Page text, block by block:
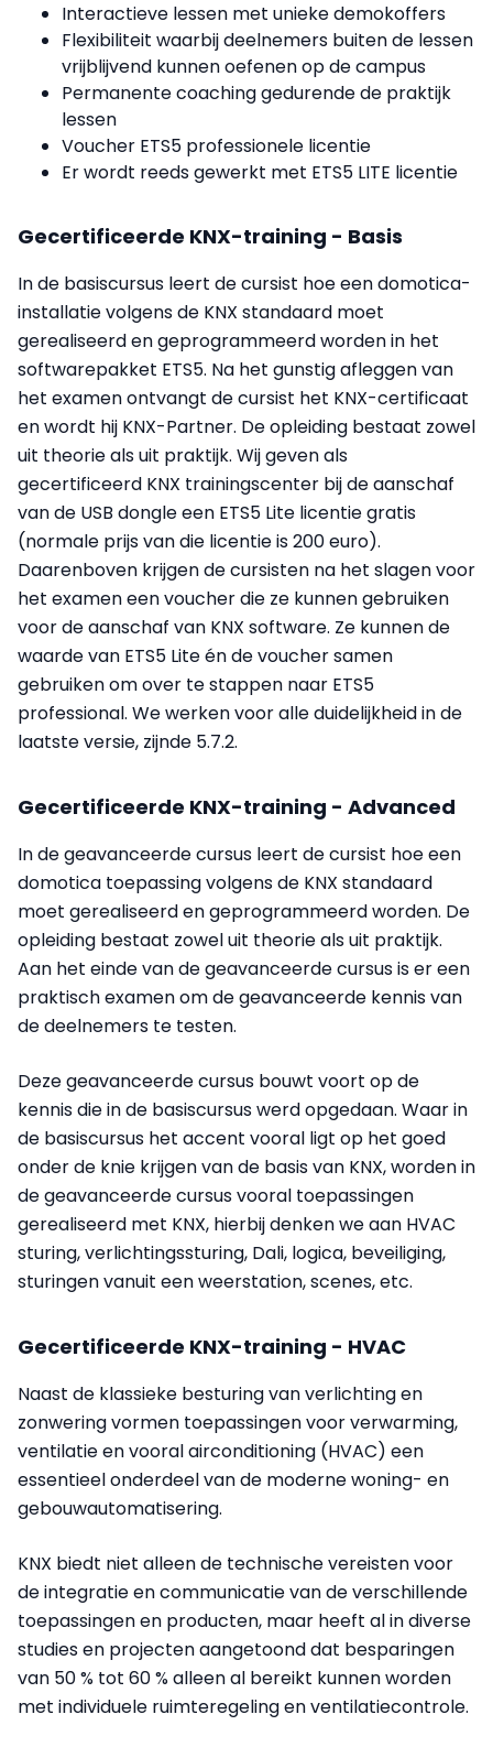
Interactieve lessen met unieke demokoffers
Flexibiliteit waarbij deelnemers buiten de lessen
vrijblijvend kunnen oefenen op de campus
Permanente coaching gedurende de praktijk
lessen
Voucher ETS5 professionele licentie
Er wordt reeds gewerkt met ETS5 LITE licentie
Gecertificeerde KNX-training - Basis
In de basiscursus leert de cursist hoe een domotica-
installatie volgens de KNX standaard moet
gerealiseerd en geprogrammeerd worden in het
softwarepakket ETS5. Na het gunstig afleggen van
het examen ontvangt de cursist het KNX-certificaat
en wordt hij KNX-Partner. De opleiding bestaat zowel
uit theorie als uit praktijk. Wij geven als
gecertificeerd KNX trainingscenter bij de aanschaf
van de USB dongle een ETS5 Lite licentie gratis
(normale prijs van die licentie is 200 euro).
Daarenboven krijgen de cursisten na het slagen voor
het examen een voucher die ze kunnen gebruiken
voor de aanschaf van KNX software. Ze kunnen de
waarde van ETS5 Lite én de voucher samen
gebruiken om over te stappen naar ETS5
professional. We werken voor alle duidelijkheid in de
laatste versie, zijnde 5.7.2.
Gecertificeerde KNX-training - Advanced
In de geavanceerde cursus leert de cursist hoe een
domotica toepassing volgens de KNX standaard
moet gerealiseerd en geprogrammeerd worden. De
opleiding bestaat zowel uit theorie als uit praktijk.
Aan het einde van de geavanceerde cursus is er een
praktisch examen om de geavanceerde kennis van
de deelnemers te testen.
Deze geavanceerde cursus bouwt voort op de
kennis die in de basiscursus werd opgedaan. Waar in
de basiscursus het accent vooral ligt op het goed
onder de knie krijgen van de basis van KNX, worden in
de geavanceerde cursus vooral toepassingen
gerealiseerd met KNX, hierbij denken we aan HVAC
sturing, verlichtingssturing, Dali, logica, beveiliging,
sturingen vanuit een weerstation, scenes, etc.
Gecertificeerde KNX-training - HVAC
Naast de klassieke besturing van verlichting en
zonwering vormen toepassingen voor verwarming,
ventilatie en vooral airconditioning (HVAC) een
essentieel onderdeel van de moderne woning- en
gebouwautomatisering.
KNX biedt niet alleen de technische vereisten voor
de integratie en communicatie van de verschillende
toepassingen en producten, maar heeft al in diverse
studies en projecten aangetoond dat besparingen
van 50 % tot 60 % alleen al bereikt kunnen worden
met individuele ruimteregeling en ventilatiecontrole.